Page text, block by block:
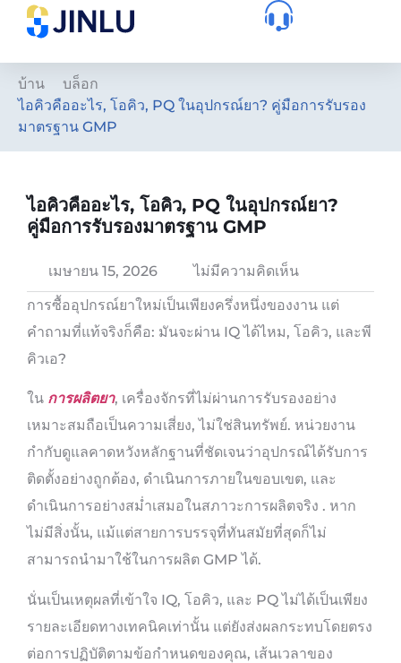
บ้าน
บล็อก
ไอคิวคืออะไร, โอคิว, PQ ในอุปกรณ์ยา? คู่มือการรับรอง
มาตรฐาน GMP
ไอคิวคืออะไร, โอคิว, PQ ในอุปกรณ์ยา?
คู่มือการรับรองมาตรฐาน GMP
เมษายน 15, 2026
ไม่มีความคิดเห็น
การซื้ออุปกรณ์ยาใหม่เป็นเพียงครึ่งหนึ่งของงาน แต่
คำถามที่แท้จริงก็คือ: มันจะผ่าน IQ ได้ไหม, โอคิว, และพี
คิวเอ?
ใน การผลิตยา, เครื่องจักรที่ไม่ผ่านการรับรองอย่าง
เหมาะสมถือเป็นความเสี่ยง, ไม่ใช่สินทรัพย์. หน่วยงาน
กำกับดูแลคาดหวังหลักฐานที่ชัดเจนว่าอุปกรณ์ได้รับการ
ติดตั้งอย่างถูกต้อง, ดำเนินการภายในขอบเขต, และ
ดำเนินการอย่างสม่ำเสมอในสภาวะการผลิตจริง . หาก
ไม่มีสิ่งนั้น, แม้แต่สายการบรรจุที่ทันสมัยที่สุดก็ไม่
สามารถนำมาใช้ในการผลิต GMP ได้.
นั่นเป็นเหตุผลที่เข้าใจ IQ, โอคิว, และ PQ ไม่ได้เป็นเพียง
รายละเอียดทางเทคนิคเท่านั้น แต่ยังส่งผลกระทบโดยตรง
ต่อการปฏิบัติตามข้อกำหนดของคุณ, เส้นเวลาของ